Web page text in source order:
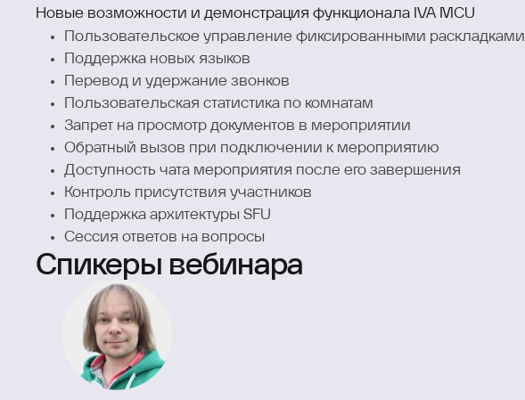
Новые возможности и демонстрация функционала IVA MCU
Пользовательское управление фиксированными раскладками
Поддержка новых языков
Перевод и удержание звонков
Пользовательская статистика по комнатам
Запрет на просмотр документов в мероприятии
Обратный вызов при подключении к мероприятию
Доступность чата мероприятия после его завершения
Контроль присутствия участников
Поддержка архитектуры SFU
Сессия ответов на вопросы
Спикеры вебинара